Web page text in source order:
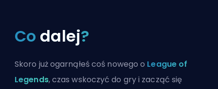
Co dalej?
Skoro już ogarnąłeś coś nowego o League of
Legends, czas wskoczyć do gry i zacząć się